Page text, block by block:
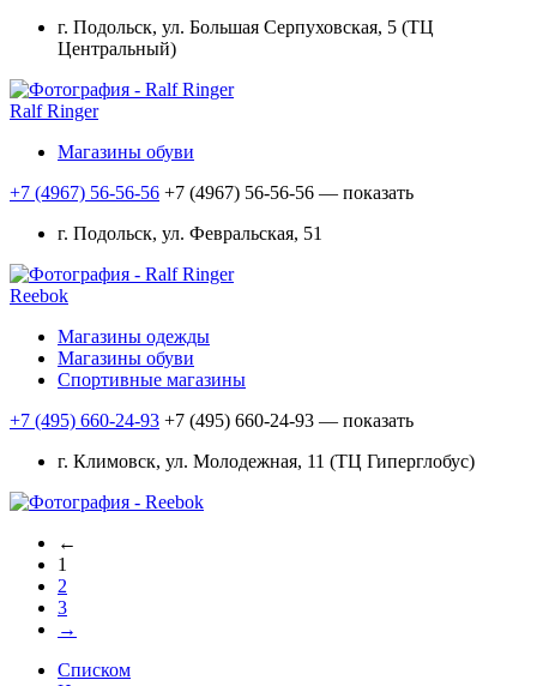
г. Подольск, ул. Большая Серпуховская, 5 (ТЦ
Центральный)
Ralf Ringer
Магазины обуви
+7 (4967) 56-56-56 +7 (4967) 56-56-56 — показать
г. Подольск, ул. Февральская, 51
Reebok
Магазины одежды
Магазины обуви
Спортивные магазины
+7 (495) 660-24-93 +7 (495) 660-24-93 — показать
г. Климовск, ул. Молодежная, 11 (ТЦ Гиперглобус)
←
1
2
3
→
Списком